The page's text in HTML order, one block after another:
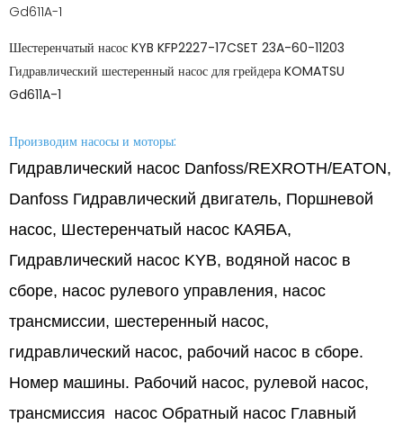
Gd611A-1
Шестеренчатый насос KYB KFP2227-17CSET 23A-60-11203
Гидравлический шестеренный насос для грейдера KOMATSU
Gd611A-1
Производим насосы и моторы:
Гидравлический насос Danfoss/REXROTH/EATON,
Danfoss Гидравлический двигатель, Поршневой
насос, Шестеренчатый насос КАЯБА,
Гидравлический насос KYB, водяной насос в
сборе, насос рулевого управления, насос
трансмиссии, шестеренный насос,
гидравлический насос, рабочий насос в сборе.
Номер машины. Рабочий насос, рулевой насос,
трансмиссия насос Обратный насос Главный